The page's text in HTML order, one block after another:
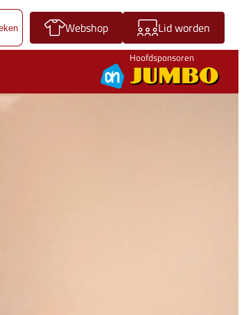
Webshop Lid worden
Hoofdsponsoren